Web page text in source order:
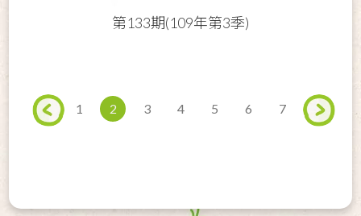
第133期(109年第3季)
1 2 3 4 5 6 7